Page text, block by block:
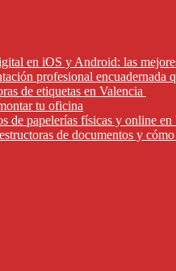
en iOS y Android: las
profesional encuadernada
de etiquetas en Valencia
tu oficina
de papelerías físicas y online
de documentos y